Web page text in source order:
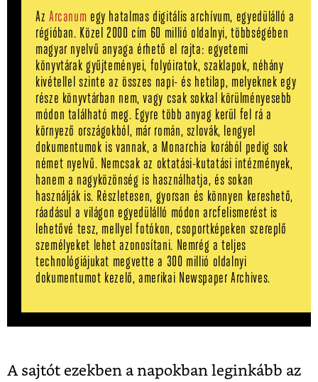
Az Arcanum egy hatalmas digitális archívum, egyedülálló a
régióban. Közel 2000 cím 60 millió oldalnyi, többségében
magyar nyelvű anyaga érhető el rajta: egyetemi
könyvtárak gyűjteményei, folyóiratok, szaklapok, néhány
kivétellel szinte az összes napi- és hetilap, melyeknek egy
része könyvtárban nem, vagy csak sokkal körülményesebb
módon található meg. Egyre több anyag kerül fel rá a
környező országokból, már román, szlovák, lengyel
dokumentumok is vannak, a Monarchia korából pedig sok
német nyelvű. Nemcsak az oktatási-kutatási intézmények,
hanem a nagyközönség is használhatja, és sokan
használják is. Részletesen, gyorsan és könnyen kereshető,
ráadásul a világon egyedülálló módon arcfelismerést is
lehetővé tesz, mellyel fotókon, csoportképeken szereplő
személyeket lehet azonosítani. Nemrég a teljes
technológiájukat megvette a 300 millió oldalnyi
dokumentumot kezelő, amerikai Newspaper Archives.
A sajtót ezekben a napokban leginkább az